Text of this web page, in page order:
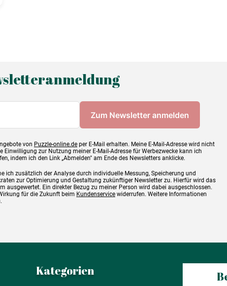
von Puzzle-online.de per E-Mail erhalten. Meine E-Mail-Adresse wird nicht
Einwilligung zur Nutzung meiner E-Mail-Adresse für Werbezwecke kann ich
indem ich den Link „Abmelden" am Ende des Newsletters anklicke.
ich zusätzlich der Analyse durch individuelle Messung, Speicherung und
zur Optimierung und Gestaltung zukünftiger Newsletter zu. Hierfür wird das
ausgewertet. Ein direkter Bezug zu meiner Person wird dabei ausgeschlossen.
für die Zukunft beim Kundenservice widerrufen. Weitere Informationen
Kategorien